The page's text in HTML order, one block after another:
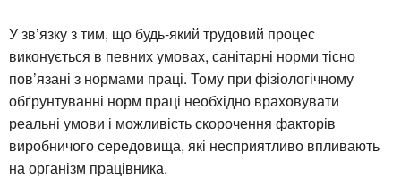
У зв’язку з тим, що будь-який трудовий процес
виконується в певних умовах, санітарні норми тісно
пов’язані з нормами праці. Тому при фізіологічному
обґрунтуванні норм праці необхідно враховувати
реальні умови і можливість скорочення факторів
виробничого середовища, які несприятливо впливають
на організм працівника.